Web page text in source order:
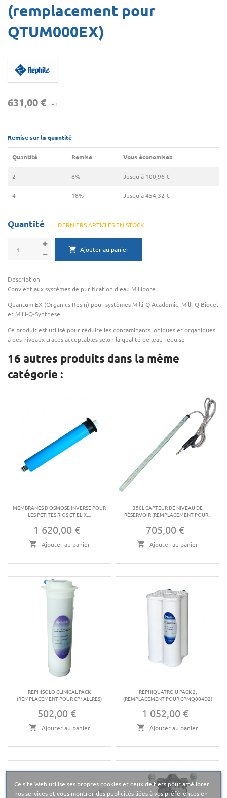
(remplacement pour
QTUM000EX)
631,00 € HT
Remise sur la quantité
Quantité Remise Vous économisez
2 8% Jusqu'à 100,96 €
4 18% Jusqu'à 454,32 €
Quantité DERNIERS ARTICLES EN STOCK
Ajouter au panier
Description
Convient aux systèmes de purification d'eau Millipore
Quantum EX (Organics Resin) pour systèmes Milli-Q Academic, Milli-Q Biocel
et Milli-Q-Synthese
Ce produit est utilisé pour réduire les contaminants ioniques et organiques
à des niveaux traces acceptables selon la qualité de leau requise
16 autres produits dans la même
catégorie :
MEMBRANES D'OSMOSE INVERSE POUR
LES PETITES RIOS ET ELIX,...
Prix
1 620,00 €
Ajouter au panier
350L CAPTEUR DE NIVEAU DE
RÉSERVOIR (REMPLACEMENT POUR...
Prix
705,00 €
Ajouter au panier
REPHISOLO CLINICAL PACK
(REMPLACEMENT POUR CP1ALLRES)
Prix
502,00 €
Ajouter au panier
REPHIQUATRO U PACK 2,
(REMPLACEMENT POUR CPMQ004D2)
Prix
1 052,00 €
Ajouter au panier
Ce site Web utilise ses propres cookies et ceux de tiers pour améliorer
nos services et vous montrer des publicités liées à vos préférences en